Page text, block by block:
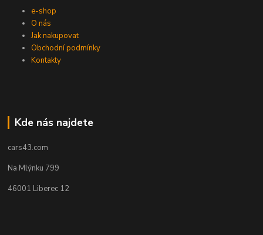
e-shop
O nás
Jak nakupovat
Obchodní podmínky
Kontakty
Kde nás najdete
cars43.com
Na Mlýnku 799
46001 Liberec 12